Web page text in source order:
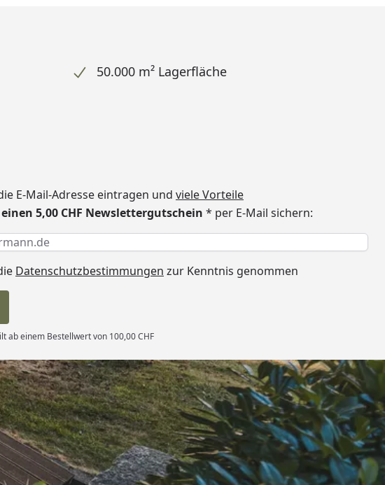
50.000 m² Lagerfläche
E-Mail-Adresse eintragen und viele Vorteile
5,00 CHF Newslettergutschein * per E-Mail sichern:
erforderlich
Datenschutzbestimmungen zur Kenntnis genommen
ab einem Bestellwert von 100,00 CHF